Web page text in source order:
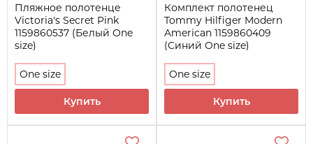
Пляжное полотенце
Victoria's Secret Pink
1159860537 (Белый One
size)
One size
Купить
Комплект полотенец
Tommy Hilfiger Modern
American 1159860409
(Синий One size)
One size
Купить